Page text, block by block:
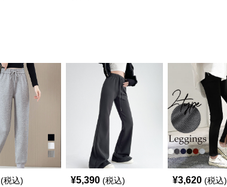
(税込) ¥5,390 (税込) ¥3,620 (税込)